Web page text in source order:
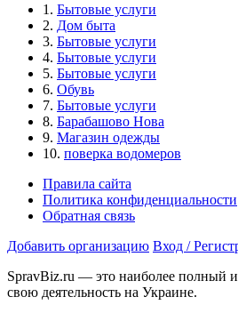
1. Бытовые услуги
2. Дом быта
3. Бытовые услуги
4. Бытовые услуги
5. Бытовые услуги
6. Обувь
7. Бытовые услуги
8. Барабашово Нова
9. Магазин одежды
10. поверка водомеров
Правила сайта
Политика конфиденциальности
Обратная связь
Добавить организацию Вход /
SpravBiz.ru — это наиболее полный
свою деятельность на Украине.